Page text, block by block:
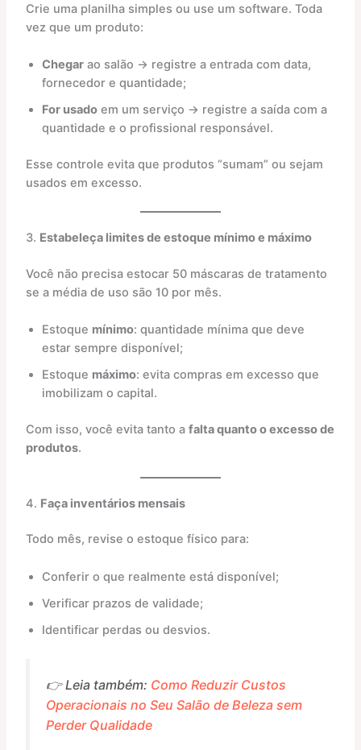
Crie uma planilha simples ou use um software. Toda
vez que um produto:
Chegarao salão → registre a entrada com data,
fornecedor e quantidade;
For usadoem um serviço → registre a saída com a
quantidade e o profissional responsável.
Esse controle evita que produtos “sumam” ou sejam
usados em excesso.
3. Estabeleça limites de estoque mínimo e máximo
Você não precisa estocar 50 máscaras de tratamento
se a média de uso são 10 por mês.
Estoque mínimo: quantidade mínima que deve
estar sempre disponível;
Estoque máximo: evita compras em excesso que
imobilizam o capital.
Com isso, você evita tanto a falta quanto o excesso de
produtos.
4. Faça inventários mensais
Todo mês, revise o estoque físico para:
Conferir o que realmente está disponível;
Verificar prazos de validade;
Identificar perdas ou desvios.
👉 Leia também: Como Reduzir Custos
Operacionais no Seu Salão de Beleza sem
Perder Qualidade